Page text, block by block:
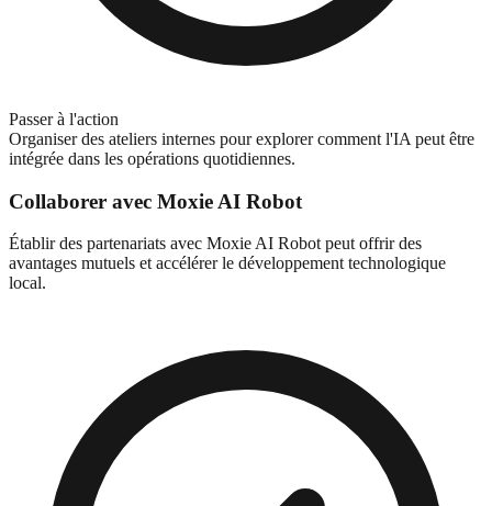
Passer à l'action
Organiser des ateliers internes pour explorer comment l'IA peut être
intégrée dans les opérations quotidiennes.
Collaborer avec Moxie AI Robot
Établir des partenariats avec Moxie AI Robot peut offrir des
avantages mutuels et accélérer le développement technologique
local.